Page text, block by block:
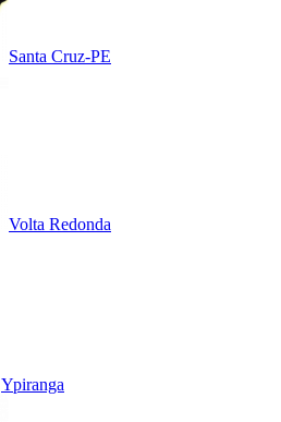
Santa Cruz-PE
Volta Redonda
Ypiranga